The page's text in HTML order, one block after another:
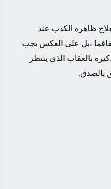
ظاهرة الكذب عند
،بل على العكس يجب
بالعقاب الذي ينتظر
بالصدق.